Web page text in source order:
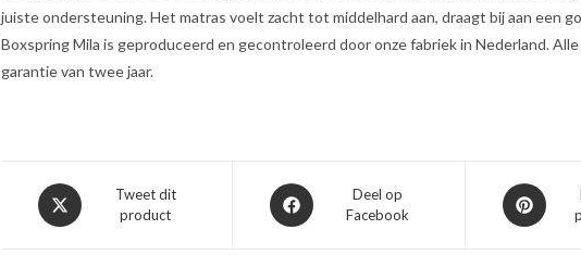
juiste ondersteuning. Het matras voelt zacht tot middelhard aan, draagt bij aan een
Boxspring Mila is geproduceerd en gecontroleerd door onze fabriek in Nederland.
garantie van twee jaar.
Opent
in
Tweet dit
product
Opent
in
Deel op
Facebook
Opent
in